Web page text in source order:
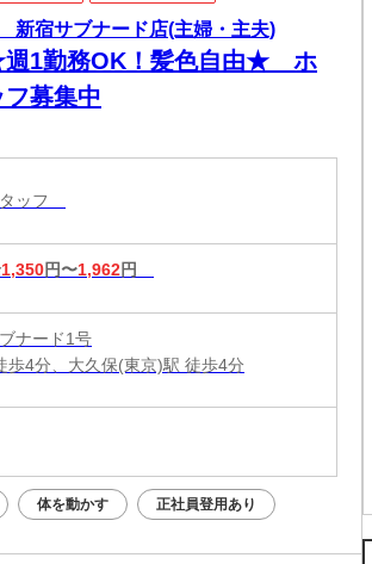
宿サブナード店(主婦・主夫)
1勤務OK！髪色自由★ ホ
募集中
ッフ
1,350円〜1,962円
ナード1号
4分、大久保(東京)駅 徒歩4分
体を動かす 正社員登用あり